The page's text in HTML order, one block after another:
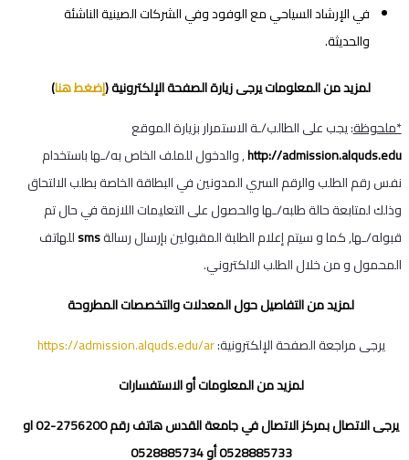
في الإرشاد السياحي مع الوفود وفي الشركات الصينية الناشئة
والحديثة.
لمزيد من المعلومات يرجى زيارة الصفحة الإلكترونية (إضغط هنا)
*ملحوظة: يجب على الطالب/ـة الاستمرار بزيارة الموقع
http://admission.alquds.edu, والدخول للملف الخاص به/ـها باستخدام
نفس رقم الطلب والرقم السري المدونين في البطاقة الخاصة بطلب الالتحاق
وذلك لمتابعة حالة طلبه/ـها والحصول على التعليمات اللازمة في حال تم
قبوله/ـها, كما و سيتم إعلام الطلبة المقبولين بإرسال رسالةsmsللهاتف
المحمول و من خلال الطلب الالكتروني.
لمزيد من التفاصيل حول المعدلات والتخصصات المطروحة
يرجى مراجعة الصفحة الإلكترونية:https://admission.alquds.edu/ar
لمزيد من المعلومات أو الاستفسارات
يرجى الاتصال بمركز الاتصال في جامعة القدس هاتف رقم 2756200-02 او
0528885733 أو 0528885734